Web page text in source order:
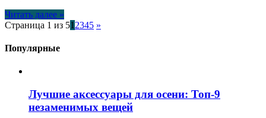
Читать далее »
Страница 1 из 51 2345 »
Популярные
Лучшие аксессуары для осени: Топ-9
незаменимых вещей